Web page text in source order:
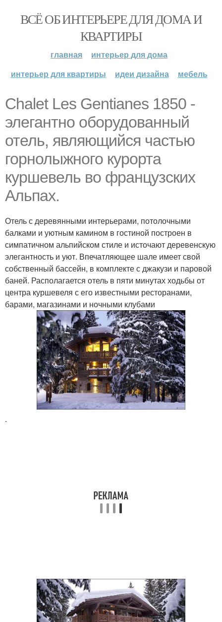
ВСЁ ОБ ИНТЕРЬЕРЕ ДЛЯ ДОМА И
КВАРТИРЫ
главная
интерьер для дома
интерьер для квартиры
идеи дизайна мебель
Chalet Les Gentianes 1850 -
элегантно оборудованный
отель, являющийся частью
горнолыжного курорта
куршевель во французских
Альпах.
Отель с деревянными интерьерами, потолочными
балками и уютным камином в гостиной построен в
симпатичном альпийском стиле и источают деревенскую
элегантность и уют. Впечатляющее шале имеет свой
собственный бассейн, в комплекте с джакузи и паровой
баней. Располагается отель в пяти минутах ходьбы от
центра куршевеля с его известными ресторанами,
барами, магазинами и ночными клубами
.